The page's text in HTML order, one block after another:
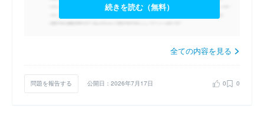
続きを読む（無料）
全ての内容を見る
問題を報告する 公開日：2026年7月17日 0 0